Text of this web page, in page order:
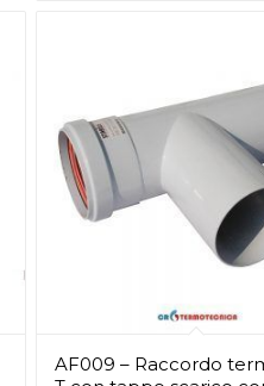
AF009 – Raccordo